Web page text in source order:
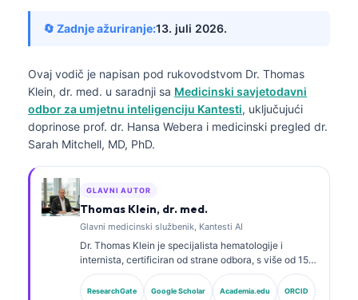
🔄 Zadnje ažuriranje:13. juli 2026.
Ovaj vodič je napisan pod rukovodstvom Dr. Thomas
Klein, dr. med. u saradnji sa Medicinski savjetodavni
odbor za umjetnu inteligenciju Kantesti, uključujući
doprinose prof. dr. Hansa Webera i medicinski pregled dr.
Sarah Mitchell, MD, PhD.
GLAVNI AUTOR
Thomas Klein, dr. med.
Glavni medicinski službenik, Kantesti AI
Dr. Thomas Klein je specijalista hematologije i
internista, certificiran od strane odbora, s više od 15
godina iskustva u laboratorijskoj medicini i kliničkoj
analizi uz pomoć vještačke inteligencije. Kao glavni
ResearchGate Google Scholar Academia.edu ORCID